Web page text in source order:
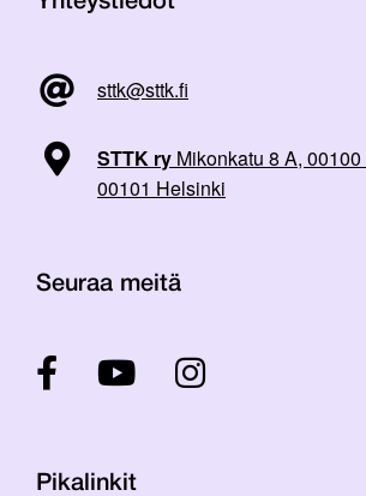
sttk@sttk.fi
STTK ry Mikonkatu 8 A,
00101 Helsinki
Seuraa meitä
Pikalinkit